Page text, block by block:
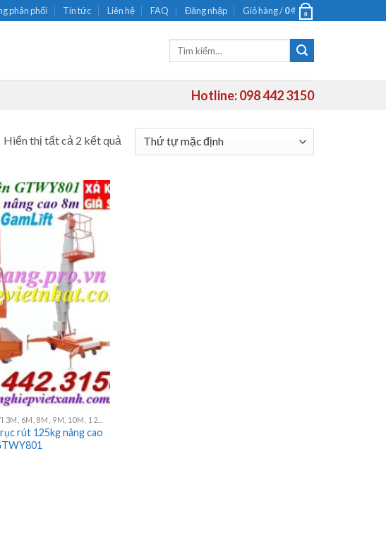
phân phối Tin tức Liên hệ FAQ Đăng nhập Giỏ hàng /0₫ 0
Hotline: 098 442 3150
Hiển thị tất cả 2 kết quả
rút 125kg nâng cao